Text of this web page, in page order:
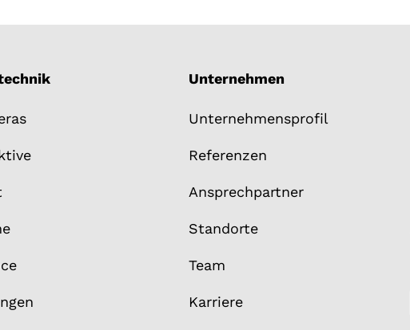
Unternehmen
Unternehmensprofil
Referenzen
Ansprechpartner
Standorte
Team
Karriere